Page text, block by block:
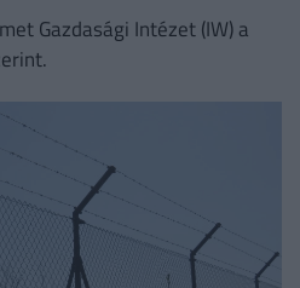
Gazdasági Intézet (IW) a